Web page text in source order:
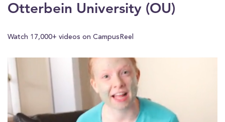
Otterbein University (OU)
Watch 17,000+ videos on CampusReel